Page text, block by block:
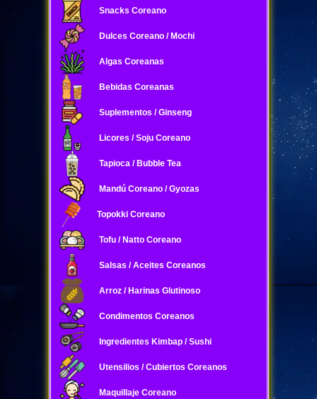
Snacks Coreano
Dulces Coreano / Mochi
Algas Coreanas
Bebidas Coreanas
Suplementos / Ginseng
Licores / Soju Coreano
Tapioca / Bubble Tea
Mandú Coreano / Gyozas
Topokki Coreano
Tofu / Natto Coreano
Salsas / Aceites Coreanos
Arroz / Harinas Glutinoso
Condimentos Coreanos
Ingredientes Kimbap / Sushi
Utensilios / Cubiertos Coreanos
Maquillaje Coreano